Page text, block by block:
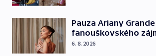
Pauza Ariany
fanouškovského
6. 8. 2026